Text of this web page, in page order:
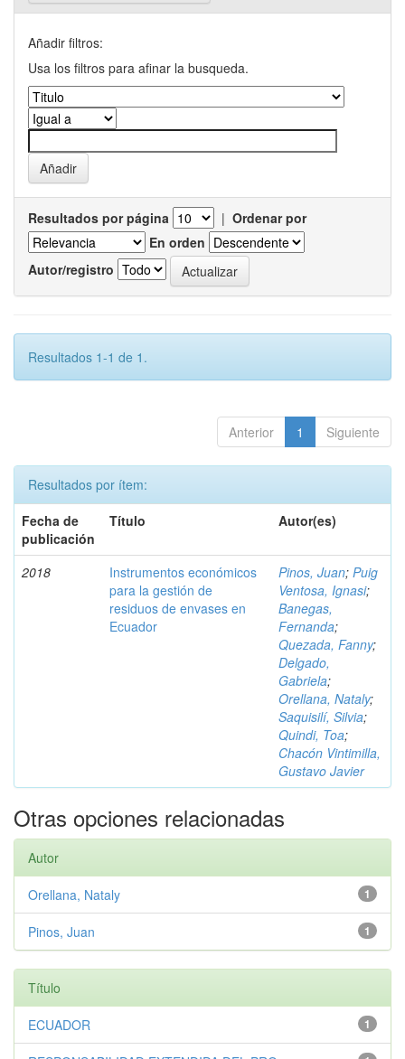
Añadir filtros:
Usa los filtros para afinar la busqueda.
Resultados por página | Ordenar por
En orden
Autor/registro
Resultados 1-1 de 1.
Anterior 1 Siguiente
Resultados por ítem:
Fecha de
publicación
Título Autor(es)
2018
Instrumentos económicos
para la gestión de
residuos de envases en
Ecuador
Pinos, Juan; Puig
Ventosa, Ignasi;
Banegas,
Fernanda;
Quezada, Fanny;
Delgado,
Gabriela;
Orellana, Nataly;
Saquisilí, Silvia;
Quindi, Toa;
Chacón Vintimilla,
Gustavo Javier
Otras opciones relacionadas
Autor
1
Orellana, Nataly
1
Pinos, Juan
Título
1
ECUADOR